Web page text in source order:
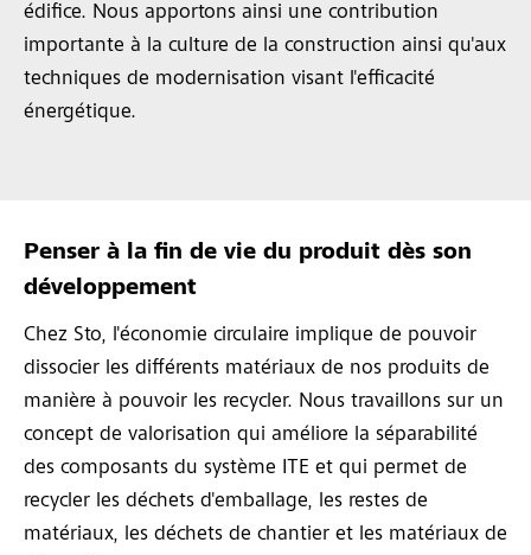
édifice. Nous apportons ainsi une contribution
importante à la culture de la construction ainsi qu'aux
techniques de modernisation visant l'efficacité
énergétique.
Penser à la fin de vie du produit dès son
développement
Chez Sto, l'économie circulaire implique de pouvoir
dissocier les différents matériaux de nos produits de
manière à pouvoir les recycler. Nous travaillons sur un
concept de valorisation qui améliore la séparabilité
des composants du système ITE et qui permet de
recycler les déchets d'emballage, les restes de
matériaux, les déchets de chantier et les matériaux de